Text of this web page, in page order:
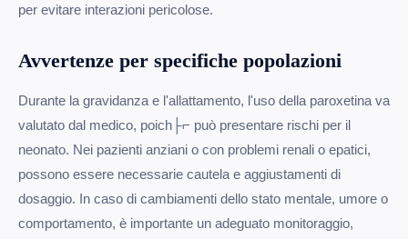
per evitare interazioni pericolose.
Avvertenze per specifiche popolazioni
Durante la gravidanza e l'allattamento, l'uso della paroxetina va
valutato dal medico, poich├⌐ può presentare rischi per il
neonato. Nei pazienti anziani o con problemi renali o epatici,
possono essere necessarie cautela e aggiustamenti di
dosaggio. In caso di cambiamenti dello stato mentale, umore o
comportamento, è importante un adeguato monitoraggio,